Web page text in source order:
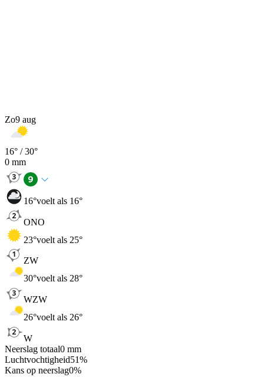
Zo9 aug
16° /30°
0 mm
16°voelt als 16°
ONO
23°voelt als 25°
ZW
30°voelt als 28°
WZW
26°voelt als 26°
W
Neerslag totaal0 mm
Luchtvochtigheid51%
Kans op neerslag0%